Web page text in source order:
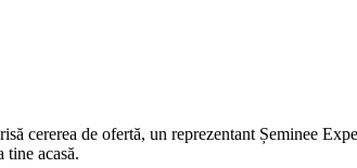
cererea de ofertă, un reprezentant Șeminee
acasă.